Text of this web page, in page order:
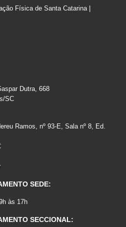
Física de Santa Catarina |
Dutra, 668
SC
Ramos, nº 93-E, Sala nº 8, Ed.
SEDE:
às 17h
SECCIONAL: